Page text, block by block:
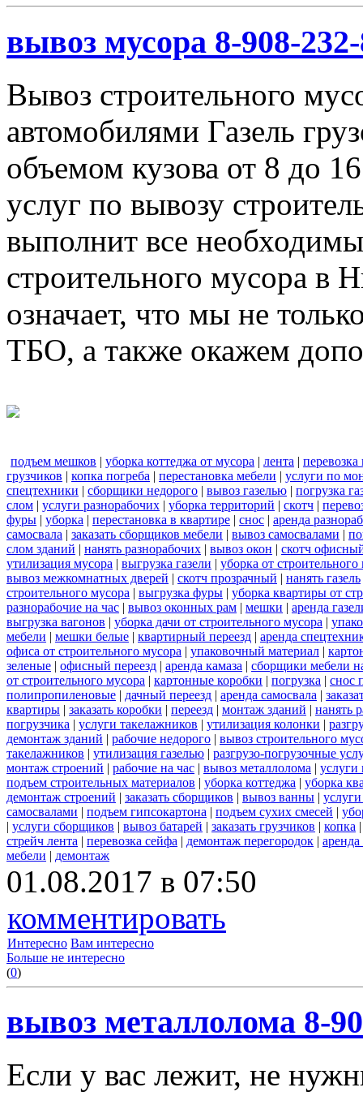
вывоз мусора 8-908-
Вывоз строительного
автомобилями Газель
объемом кузова от 8 до
услуг по вывозу
выполнит все
строительного мусора в
означает, что мы не
ТБО, а также окажем
подъем мешков | уборка коттеджа от мусора | лента |
грузчиков | копка погреба | перестановка мебели | услуги по
спецтехники | сборщики недорого | вывоз газелью | погрузка
слом | услуги разнорабочих | уборка территорий | скотч |
фуры | уборка | перестановка в квартире | снос | аренда
самосвала | заказать сборщиков мебели | вывоз самосвалами |
слом зданий | нанять разнорабочих | вывоз окон | скотч
утилизация мусора | выгрузка газели | уборка от строительного
вывоз межкомнатных дверей | скотч прозрачный | нанять газель
строительного мусора | выгрузка фуры | уборка квартиры от
разнорабочие на час | вывоз оконных рам | мешки | аренда
выгрузка вагонов | уборка дачи от строительного мусора |
мебели | мешки белые | квартирный переезд | аренда
офиса от строительного мусора | упаковочный материал |
зеленые | офисный переезд | аренда камаза | сборщики мебели
от строительного мусора | картонные коробки | погрузка | снос
полипропиленовые | дачный переезд | аренда самосвала |
квартиры | заказать коробки | переезд | монтаж зданий | нанять
погрузчика | услуги такелажников | утилизация колонки |
демонтаж зданий | рабочие недорого | вывоз строительного
такелажников | утилизация газелью | разгрузо-погрузочные
монтаж строений | рабочие на час | вывоз металлолома | услуги
подъем строительных материалов | уборка коттеджа | уборка
демонтаж строений | заказать сборщиков | вывоз ванны |
самосвалами | подъем гипсокартона | подъем сухих смесей |
| услуги сборщиков | вывоз батарей | заказать грузчиков | копка
стрейч лента | перевозка сейфа | демонтаж перегородок |
мебели | демонтаж
01.08.2017 в 07:50
комментировать
Интересно Вам интересно
Больше не интересно
(0)
вывоз металлолома 8-
Если у вас лежит, не